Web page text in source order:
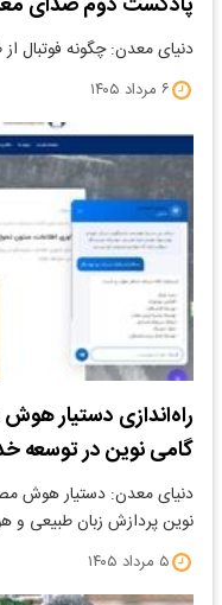
دنیای معدن: چگونه فوتبال
۶ مرداد ۱۴۰۵
راه‌اندازی دستیار
گامی نوین در توسعه
دنیای معدن: دستیار هوش
نوین پردازش زبان طبیعی
۵ مرداد ۱۴۰۵